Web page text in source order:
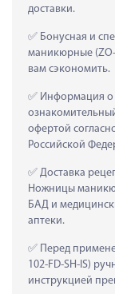
доставки.
Бонусная и
маникюрные (ZO-
вам сэкономить.
Информация о
офертой
Российской
Доставка
Ножницы
БАД и
аптеки.
Перед
102-FD-SH-IS)
инструкцией